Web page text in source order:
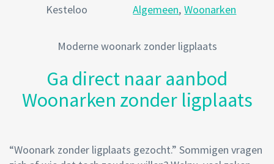
Kesteloo
Algemeen, Woonarken
Moderne woonark zonder ligplaats
Ga direct naar aanbod
Woonarken zonder ligplaats
“Woonark zonder ligplaats gezocht.” Sommigen vragen